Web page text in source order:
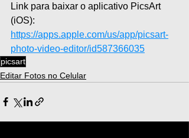
Link para baixar o aplicativo PicsArt
(iOS):
https://apps.apple.com/us/app/picsart-
photo-video-editor/id587366035
picsart
Editar Fotos no Celular